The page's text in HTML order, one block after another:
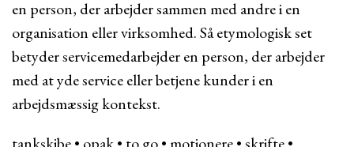
en person, der arbejder sammen med andre i en
organisation eller virksomhed. Så etymologisk set
betyder servicemedarbejder en person, der arbejder
med at yde service eller betjene kunder i en
arbejdsmæssig kontekst.